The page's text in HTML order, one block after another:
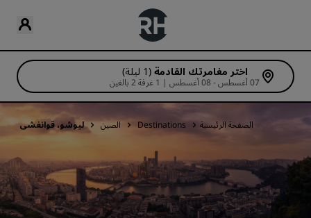
اختر مغامرتك القادمة (1 ليلة)
07 أغسطس - 08 أغسطس | 1 غرفة 2 بالغين
الصفحة الرئيسية Destinations الصين ليوشو، قوانغشي